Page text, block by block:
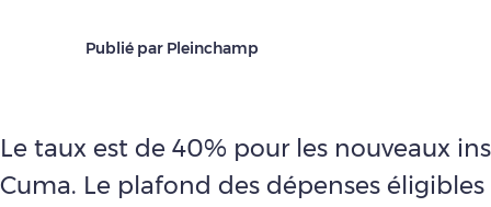
Publié par Pleinchamp
Le taux est de 40% pour les nouveaux
Cuma. Le plafond des dépenses éligibles